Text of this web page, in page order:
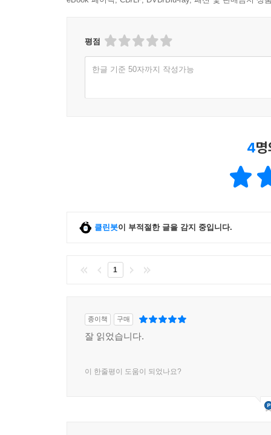
평점
한글 기준 50자까지 작성가능
4
클린봇이 부적절한 글을 감지 중입니다.
1
종이책 구매
잘 읽었습니다.
이 한줄평이 도움이 되었나요?